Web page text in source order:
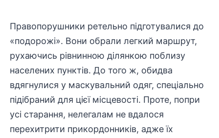
Правопорушники ретельно підготувалися до
«подорожі». Вони обрали легкий маршрут,
рухаючись рівнинною ділянкою поблизу
населених пунктів. До того ж, обидва
вдягнулися у маскувальний одяг, спеціально
підібраний для цієї місцевості. Проте, попри
усі старання, нелегалам не вдалося
перехитрити прикордонників, адже їх